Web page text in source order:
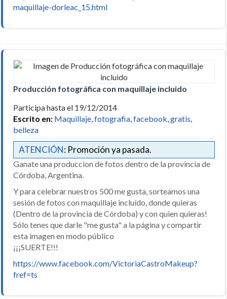
maquillaje-dorleac_15.html
Producción fotográfica con maquillaje incluido
Participa hasta el 19/12/2014
Escrito en: Maquillaje fotografia facebook gratis
belleza
ATENCIÓN: Promoción ya pasada.
Ganate una produccion de fotos dentro de la provincia de
Córdoba, Argentina.
Y para celebrar nuestros 500 me gusta, sorteamos una
sesión de fotos con maquillaje incluído, donde quieras
(Dentro de la provincia de Córdoba) y con quien quieras!
Sólo tenes que darle "me gusta" a la página y compartir
esta imagen en modo público
¡¡¡SUERTE!!!
https://www.facebook.com/VictoriaCastroMakeup?
fref=ts